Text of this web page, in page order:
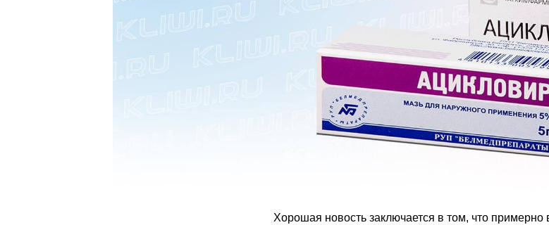
Хорошая новость заключается в том, что